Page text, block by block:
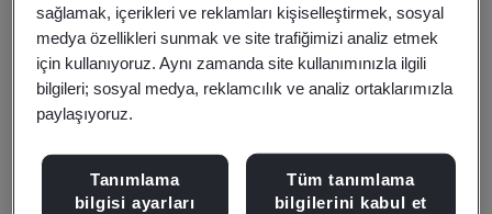
Samsung SDI
Deokyeong Lee, Samsung SDI
sağlamak, içerikleri ve reklamları kişiselleştirmek, sosyal
medya özellikleri sunmak ve site trafiğimizi analiz etmek
için kullanıyoruz. Aynı zamanda site kullanımınızla ilgili
bilgileri; sosyal medya, reklamcılık ve analiz ortaklarımızla
paylaşıyoruz.
Tanımlama
bilgisi ayarları
Tüm tanımlama
bilgilerini kabul et